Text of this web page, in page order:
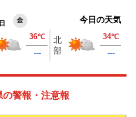
日 金 今日の天気
警報・注意報